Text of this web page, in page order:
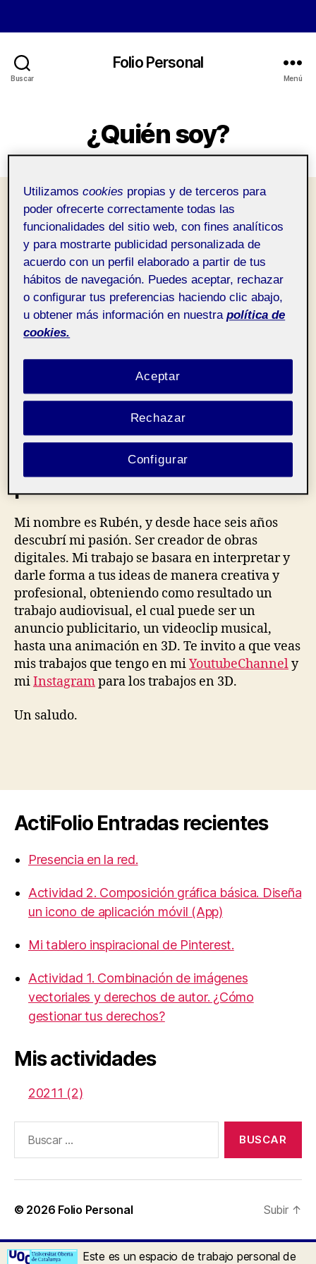
Buscar
Folio Personal
Menú
¿Quién soy?
Pública
¡Hola!
Mi nombre es Rubén, y desde hace seis años
descubrí mi pasión. Ser creador de obras
digitales. Mi trabajo se basara en interpretar y
darle forma a tus ideas de manera creativa y
profesional, obteniendo como resultado un
trabajo audiovisual, el cual puede ser un
anuncio publicitario, un videoclip musical,
hasta una animación en 3D. Te invito a que veas
mis trabajos que tengo en miYoutubeChannely
miInstagrampara los trabajos en 3D.
Un saludo.
ActiFolio Entradas recientes
Presencia en la red.
Actividad 2. Composición gráfica básica. Diseña
un icono de aplicación móvil (App)
Mi tablero inspiracional de Pinterest.
Actividad 1. Combinación de imágenes
vectoriales y derechos de autor. ¿Cómo
gestionar tus derechos?
Mis actividades
20211 (2)
© 2026 Folio Personal Subir ↑
Este es un espacio de trabajo personal de
Utilizamoscookies propias y de terceros para
poder ofrecerte correctamente todas las
funcionalidades del sitio web, con fines analíticos
y para mostrarte publicidad personalizada de
acuerdo con un perfil elaborado a partir de tus
hábitos de navegación. Puedes aceptar, rechazar
o configurar tus preferencias haciendo clic abajo,
u obtener más información en nuestra política de
cookies.
Rechazar
Aceptar
Configurar